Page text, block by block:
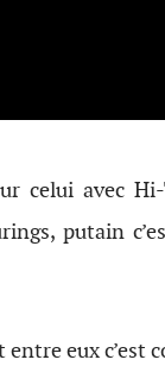
celui avec
putain
eux c’est